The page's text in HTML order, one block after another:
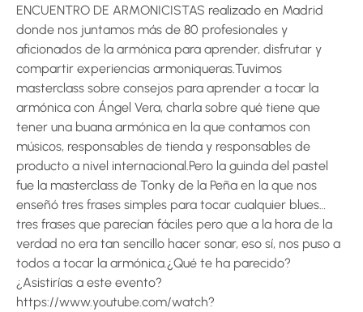
ENCUENTRO DE ARMONICISTAS realizado en Madrid
donde nos juntamos más de 80 profesionales y
aficionados de la armónica para aprender, disfrutar y
compartir experiencias armoniqueras.Tuvimos
masterclass sobre consejos para aprender a tocar la
armónica con Ángel Vera, charla sobre qué tiene que
tener una buana armónica en la que contamos con
músicos, responsables de tienda y responsables de
producto a nivel internacional.Pero la guinda del pastel
fue la masterclass de Tonky de la Peña en la que nos
enseñó tres frases simples para tocar cualquier blues…
tres frases que parecían fáciles pero que a la hora de la
verdad no era tan sencillo hacer sonar, eso sí, nos puso a
todos a tocar la armónica.¿Qué te ha parecido?
¿Asistirías a este evento?
https://www.youtube.com/watch?